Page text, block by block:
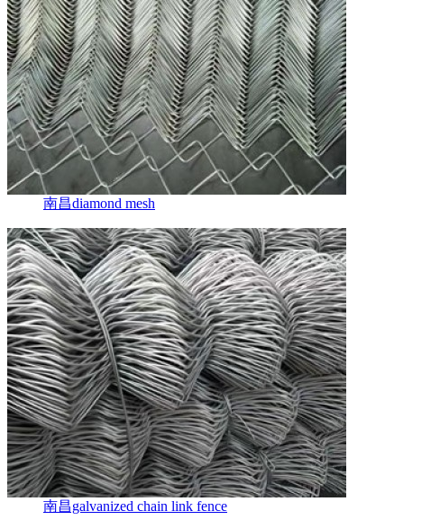
南昌diamond mesh
南昌galvanized chain link fence